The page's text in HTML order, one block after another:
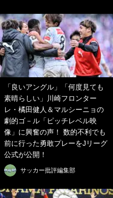
「良いアングル」「何度見ても
素晴らしい」川崎フロンター
レ・橘田健人＆マルシーニョの
劇的ゴ－ル「ピッチレベル映
像」に興奮の声！ 数的不利でも
前に行った勇敢プレーをJリーグ
公式が公開！
サッカー批評編集部